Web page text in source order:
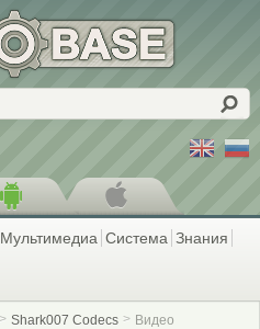
Мультимедиа Система Знания
Shark007 Codecs Видео